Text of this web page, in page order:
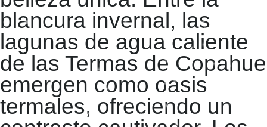
blancura invernal, las
lagunas de agua caliente
de las Termas de Copahue
emergen como oasis
termales, ofreciendo un